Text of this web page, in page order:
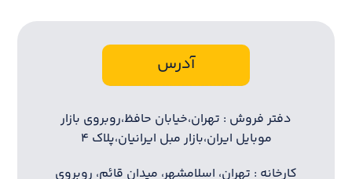
آدرس
دفتر فروش : تهران،خیابان حافظ،روبروی بازار
موبایل ایران،بازار مبل ایرانیان،پلاک ۴
کارخانه : تهران، اسلامشهر، میدان قائم، روبروی